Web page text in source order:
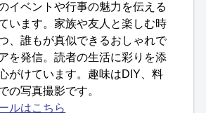
イベントや行事の魅力を伝える
います。家族や友人と楽しむ時
、誰もが真似できるおしゃれで
を発信。読者の生活に彩りを添
がけています。趣味はDIY、料
の写真撮影です。
ルはこちら